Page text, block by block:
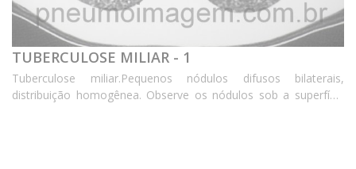
TUBERCULOSE MILIAR - 1
Tuberculose miliar.Pequenos nódulos difusos bilaterais,
distribuição homogênea. Observe os nódulos sob a superfície